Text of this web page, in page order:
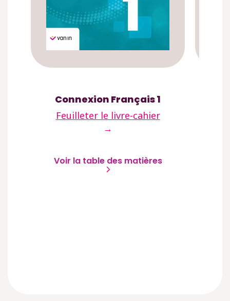
Connexion Français 1
Feuilleter le livre-cahier
→
Voir la table des matières